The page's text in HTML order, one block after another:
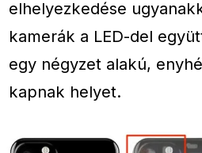
elhelyezkedése
kamerák a LED-del
egy négyzet alakú,
kapnak helyet.